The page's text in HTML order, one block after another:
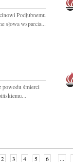
Podłubnemu
słowa wsparcia...
powodu śmierci
2 3 4 5 6 ...